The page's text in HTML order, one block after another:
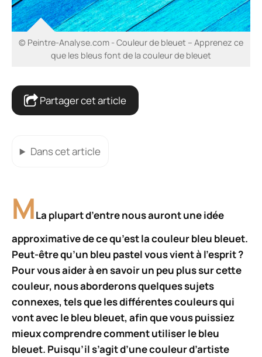
© Peintre-Analyse.com - Couleur de bleuet – Apprenez ce
que les bleus font de la couleur de bleuet
Partager cet article
Dans cet article
MLa plupart d’entre nous auront une idée
approximative de ce qu’est la couleur bleu bleuet.
Peut-être qu’un bleu pastel vous vient à l’esprit ?
Pour vous aider à en savoir un peu plus sur cette
couleur, nous aborderons quelques sujets
connexes, tels que les différentes couleurs qui
vont avec le bleu bleuet, afin que vous puissiez
mieux comprendre comment utiliser le bleu
bleuet. Puisqu’il s’agit d’une couleur d’artiste